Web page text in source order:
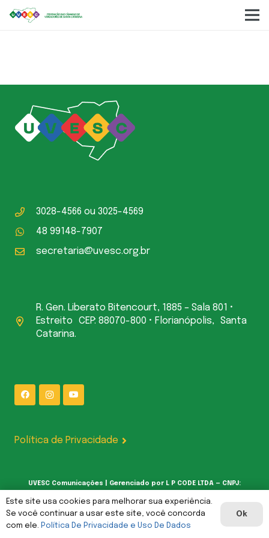
3028-4566 ou 3025-4569
48 99148-7907
secretaria@uvesc.org.br
R. Gen. Liberato Bitencourt, 1885 – Sala 801 •
Estreito CEP: 88070-800 • Florianópolis, Santa
Catarina.
Política de Privacidade
UVESC Comunicações | Gerenciado por L P CODE LTDA — CNPJ:
62.387.377/0001-00
Este site usa cookies para melhorar sua experiência.
Se você continuar a usar este site, você concorda
com ele. Política De Privacidade e Uso De Dados
Ok